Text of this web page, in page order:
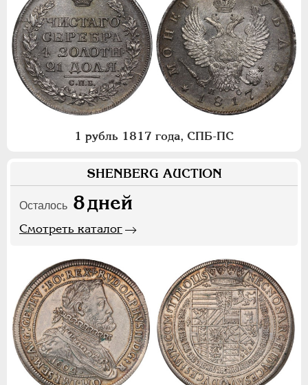
1 рубль 1817 года, СПБ-ПС
SHENBERG AUCTION
Осталось 8дней
Смотреть каталог